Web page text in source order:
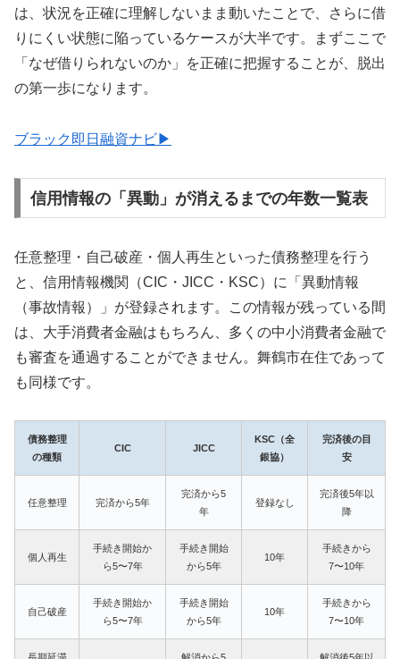
は、状況を正確に理解しないまま動いたことで、さらに借
りにくい状態に陥っているケースが大半です。まずここで
「なぜ借りられないのか」を正確に把握することが、脱出
の第一歩になります。
ブラック即日融資ナビ▶
信用情報の「異動」が消えるまでの年数一覧表
任意整理・自己破産・個人再生といった債務整理を行う
と、信用情報機関（CIC・JICC・KSC）に「異動情報
（事故情報）」が登録されます。この情報が残っている間
は、大手消費者金融はもちろん、多くの中小消費者金融で
も審査を通過することができません。舞鶴市在住であって
も同様です。
債務整理
の種類
CIC JICC
KSC（全
銀協）
完済後の目
安
任意整理 完済から5年
完済から5
年
登録なし
完済後5年以
降
個人再生
手続き開始か
ら5〜7年
手続き開始
から5年
10年
手続きから
7〜10年
自己破産
手続き開始か
ら5〜7年
手続き開始
から5年
10年
手続きから
7〜10年